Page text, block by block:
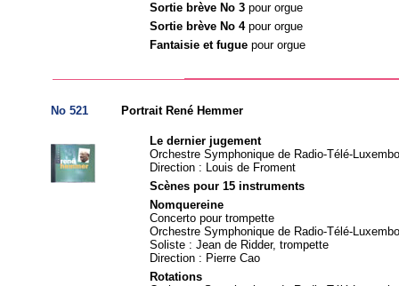
Sortie brève No 3 pour orgue
Sortie brève No 4 pour orgue
Fantaisie et fugue pour orgue
No 521 Portrait René Hemmer
Le dernier jugement
Orchestre Symphonique de Radio-Télé-
Direction : Louis de Froment
Scènes pour 15 instruments
Nomquereine
Concerto pour trompette
Orchestre Symphonique de Radio-Télé-
Soliste : Jean de Ridder, trompette
Direction : Pierre Cao
Rotations